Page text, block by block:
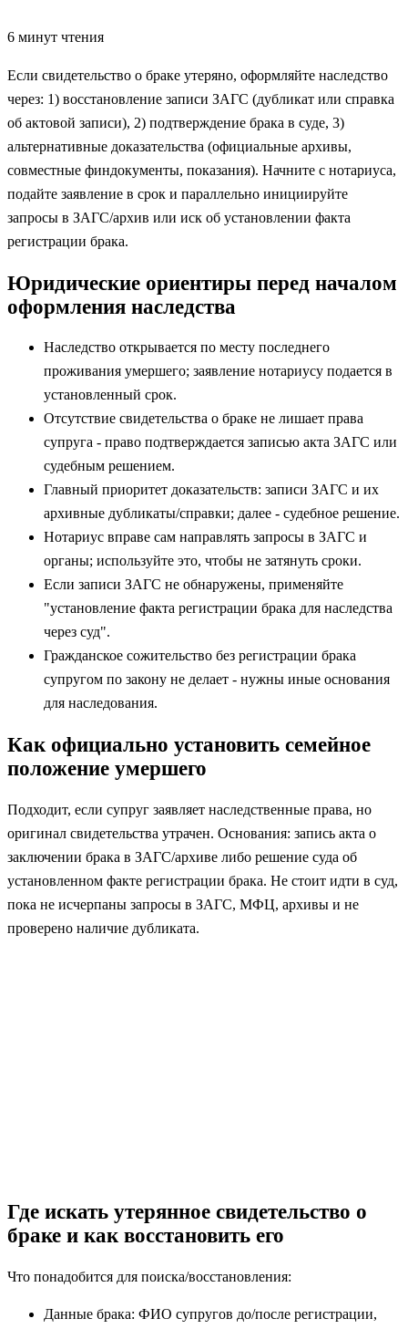
6 минут чтения
Если свидетельство о браке утеряно, оформляйте наследство
через: 1) восстановление записи ЗАГС (дубликат или справка
об актовой записи), 2) подтверждение брака в суде, 3)
альтернативные доказательства (официальные архивы,
совместные финдокументы, показания). Начните с нотариуса,
подайте заявление в срок и параллельно инициируйте
запросы в ЗАГС/архив или иск об установлении факта
регистрации брака.
Юридические ориентиры перед началом
оформления наследства
Наследство открывается по месту последнего
проживания умершего; заявление нотариусу подается в
установленный срок.
Отсутствие свидетельства о браке не лишает права
супруга - право подтверждается записью акта ЗАГС или
судебным решением.
Главный приоритет доказательств: записи ЗАГС и их
архивные дубликаты/справки; далее - судебное решение.
Нотариус вправе сам направлять запросы в ЗАГС и
органы; используйте это, чтобы не затянуть сроки.
Если записи ЗАГС не обнаружены, применяйте
"установление факта регистрации брака для наследства
через суд".
Гражданское сожительство без регистрации брака
супругом по закону не делает - нужны иные основания
для наследования.
Как официально установить семейное
положение умершего
Подходит, если супруг заявляет наследственные права, но
оригинал свидетельства утрачен. Основания: запись акта о
заключении брака в ЗАГС/архиве либо решение суда об
установленном факте регистрации брака. Не стоит идти в суд,
пока не исчерпаны запросы в ЗАГС, МФЦ, архивы и не
проверено наличие дубликата.
Где искать утерянное свидетельство о
браке и как восстановить его
Что понадобится для поиска/восстановления:
Данные брака: ФИО супругов до/после регистрации,